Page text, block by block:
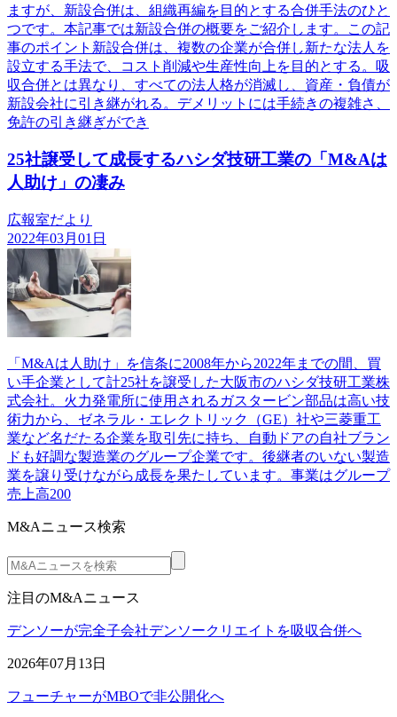
ますが、新設合併は、組織再編を目的とする合併手法のひと
つです。本記事では新設合併の概要をご紹介します。この記
事のポイント新設合併は、複数の企業が合併し新たな法人を
設立する手法で、コスト削減や生産性向上を目的とする。吸
収合併とは異なり、すべての法人格が消滅し、資産・負債が
新設会社に引き継がれる。デメリットには手続きの複雑さ、
免許の引き継ぎができ
25社譲受して成長するハシダ技研工業の「M&Aは
人助け」の凄み
広報室だより
2022年03月01日
「M&Aは人助け」を信条に2008年から2022年までの間、買
い手企業として計25社を譲受した大阪市のハシダ技研工業株
式会社。火力発電所に使用されるガスタービン部品は高い技
術力から、ゼネラル・エレクトリック（GE）社や三菱重工
業など名だたる企業を取引先に持ち、自動ドアの自社ブラン
ドも好調な製造業のグループ企業です。後継者のいない製造
業を譲り受けながら成長を果たしています。事業はグループ
売上高200
M&Aニュース検索
注目のM&Aニュース
デンソーが完全子会社デンソークリエイトを吸収合併へ
2026年07月13日
フューチャーがMBOで非公開化へ